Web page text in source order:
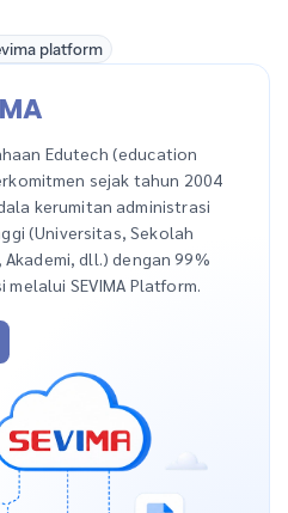
platform
Edutech (education
sejak tahun 2004
kerumitan administrasi
(Universitas, Sekolah
dll.) dengan 99%
SEVIMA Platform.